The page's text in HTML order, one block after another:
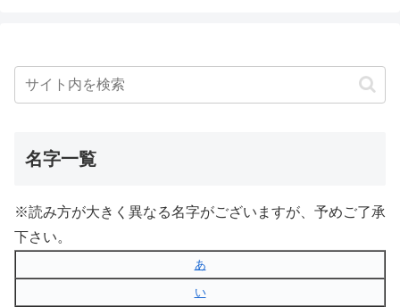
名字一覧
※読み方が大きく異なる名字がございますが、予めご了承
下さい。
あ
い